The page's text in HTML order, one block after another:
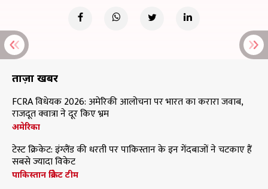
ताज़ा खबरें
FCRA विधेयक 2026: अमेरिकी आलोचना पर भारत का करारा जवाब,
राजदूत क्वात्रा ने दूर किए भ्रम
अमेरिका
टेस्ट क्रिकेट: इंग्लैंड की धरती पर पाकिस्तान के इन गेंदबाजों ने चटकाए हैं
सबसे ज्यादा विकेट
पाकिस्तान क्रिकेट टीम